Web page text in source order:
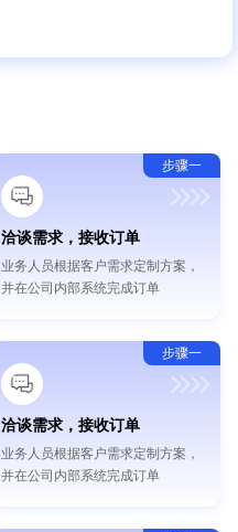
洽谈需求，接收订单
业务人员根据客户需求定制方案，
并在公司内部系统完成订单
步骤一
洽谈需求，接收订单
业务人员根据客户需求定制方案，
并在公司内部系统完成订单
步骤一